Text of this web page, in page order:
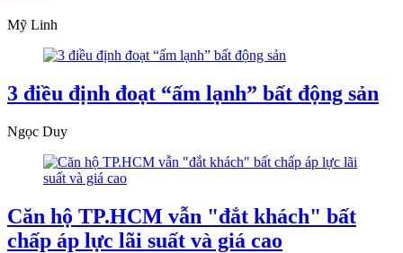
Mỹ Linh
3 điều định đoạt “ấm lạnh” bất động sản
Ngọc Duy
Căn hộ TP.HCM vẫn "đắt khách" bất
chấp áp lực lãi suất và giá cao